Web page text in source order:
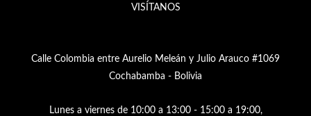
VISÍTANOS
Calle Colombia entre Aurelio Meleán y Julio Arauco #1069
Cochabamba - Bolivia
Lunes a viernes de 10:00 a 13:00 - 15:00 a 19:00,